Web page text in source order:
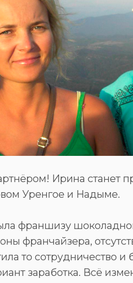
Ирина станет
Уренгое и Надыме.
франшизу
франчайзера,
то сотрудничество и
заработка. Всё